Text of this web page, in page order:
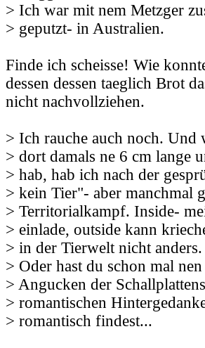
> Ich war mit nem Metzger
> geputzt- in Australien.
Finde ich scheisse! Wie
dessen dessen taeglich Brot
nicht nachvollziehen.
> Ich rauche auch noch. Und
> dort damals ne 6 cm lange
> hab, hab ich nach der
> kein Tier"- aber manchmal
> Territorialkampf. Inside-
> einlade, outside kann
> in der Tierwelt nicht anders.
> Oder hast du schon mal
> Angucken der
> romantischen
> romantisch findest...